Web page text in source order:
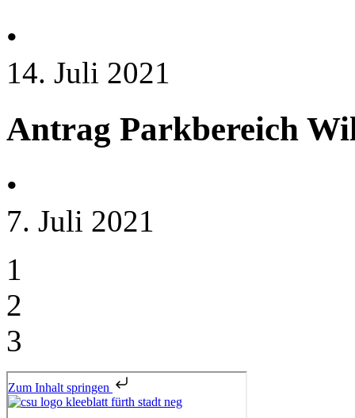
•
14. Juli 2021
Antrag Parkbereich
•
7. Juli 2021
1
2
3